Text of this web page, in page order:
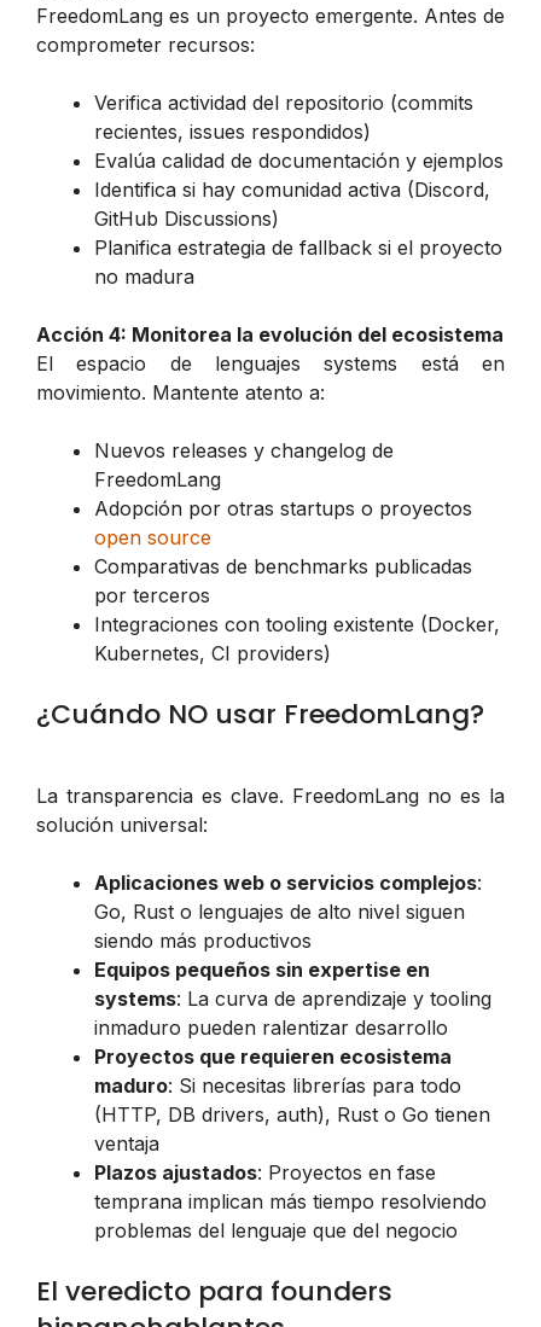
FreedomLang es un proyecto emergente. Antes de
comprometer recursos:
Verifica actividad del repositorio (commits
recientes, issues respondidos)
Evalúa calidad de documentación y ejemplos
Identifica si hay comunidad activa (Discord,
GitHub Discussions)
Planifica estrategia de fallback si el proyecto
no madura
Acción 4: Monitorea la evolución del ecosistema
El espacio de lenguajes systems está en
movimiento. Mantente atento a:
Nuevos releases y changelog de
FreedomLang
Adopción por otras startups o proyectos
open source
Comparativas de benchmarks publicadas
por terceros
Integraciones con tooling existente (Docker,
Kubernetes, CI providers)
¿Cuándo NO usar FreedomLang?
La transparencia es clave. FreedomLang no es la
solución universal:
Aplicaciones web o servicios complejos:
Go, Rust o lenguajes de alto nivel siguen
siendo más productivos
Equipos pequeños sin expertise en
systems: La curva de aprendizaje y tooling
inmaduro pueden ralentizar desarrollo
Proyectos que requieren ecosistema
maduro: Si necesitas librerías para todo
(HTTP, DB drivers, auth), Rust o Go tienen
ventaja
Plazos ajustados: Proyectos en fase
temprana implican más tiempo resolviendo
problemas del lenguaje que del negocio
El veredicto para founders